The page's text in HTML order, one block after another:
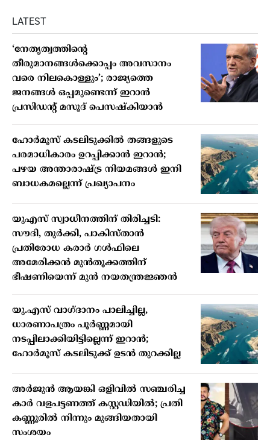
LATEST
‘നേതൃത്വത്തിന്റെ
തീരുമാനങ്ങൾക്കൊപ്പം അവസാനം
വരെ നിലകൊള്ളും’; രാജ്യത്തെ
ജനങ്ങൾ ഒപ്പമുണ്ടെന്ന് ഇറാൻ
പ്രസിഡന്റ് മസൂദ് പെസഷ്കിയാൻ
ഹോർമൂസ് കടലിടുക്കിൽ തങ്ങളുടെ
പരമാധികാരം ഉറപ്പിക്കാൻ ഇറാൻ;
പഴയ അന്താരാഷ്ട്ര നിയമങ്ങൾ ഇനി
ബാധകമല്ലെന്ന് പ്രഖ്യാപനം
യുഎസ് സ്വാധീനത്തിന് തിരിച്ചടി:
സൗദി, തുർക്കി, പാകിസ്താൻ
പ്രതിരോധ കരാർ ഗൾഫിലെ
അമേരിക്കൻ മുൻതൂക്കത്തിന്
ഭീഷണിയെന്ന് മുൻ നയതന്ത്രജ്ഞൻ
യു.എസ് വാഗ്ദാനം പാലിച്ചില്ല,
ധാരണാപത്രം പൂർണ്ണമായി
നടപ്പിലാക്കിയിട്ടില്ലെന്ന് ഇറാൻ;
ഹോർമൂസ് കടലിടുക്ക് ഉടൻ തുറക്കില്ല
അർജുൻ ആയങ്കി ഒളിവിൽ സഞ്ചരിച്ച
കാർ വളപട്ടണത്ത് കസ്റ്റഡിയിൽ; പ്രതി
കണ്ണൂരിൽ നിന്നും മുങ്ങിയതായി
സംശയം